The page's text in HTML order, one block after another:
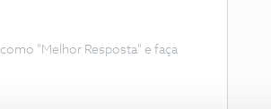
"Melhor Resposta" e faça